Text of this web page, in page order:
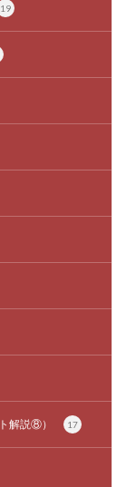
19
解説⑧） 17